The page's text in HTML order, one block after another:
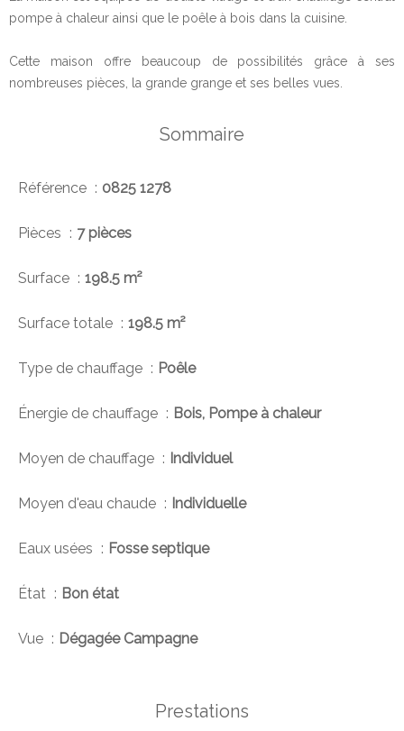
pompe à chaleur ainsi que le poêle à bois dans la cuisine.
Cette maison offre beaucoup de possibilités grâce à ses
nombreuses pièces, la grande grange et ses belles vues.
Sommaire
Référence 0825 1278
Pièces 7 pièces
Surface 198.5 m²
Surface totale 198.5 m²
Type de chauffage Poêle
Énergie de chauffage Bois, Pompe à chaleur
Moyen de chauffage Individuel
Moyen d'eau chaude Individuelle
Eaux usées Fosse septique
État Bon état
Vue Dégagée Campagne
Prestations